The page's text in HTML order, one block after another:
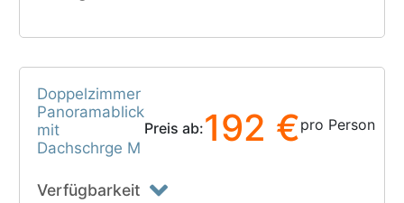
Doppelzimmer
Panoramablick
mit
Dachschrge M
Preis ab:192 €pro Person
Verfügbarkeit